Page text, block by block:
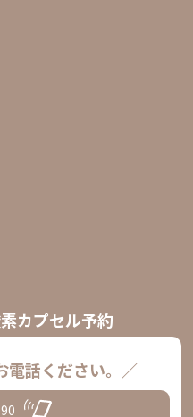
カプセル予約
電話ください。／